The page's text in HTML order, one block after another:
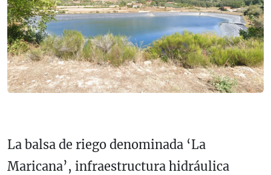
La balsa de riego denominada ‘La
Maricana’, infraestructura hidráulica